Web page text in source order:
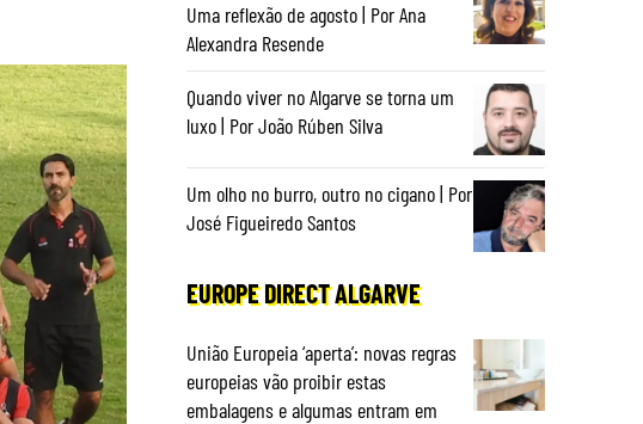
Uma reflexão de agosto | Por Ana
Alexandra Resende
Quando viver no Algarve se torna um
luxo | Por João Rúben Silva
Um olho no burro, outro no cigano | Por
José Figueiredo Santos
EUROPE DIRECT ALGARVE
União Europeia ‘aperta’: novas regras
europeias vão proibir estas
embalagens e algumas entram em